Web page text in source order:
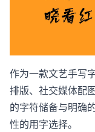
作为一款文艺手写
排版、社交媒体配
的字符储备与明确
性的用字选择。